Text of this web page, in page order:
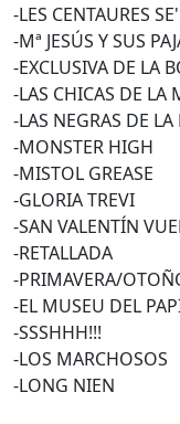
-LES CENTAURES
-Mª JESÚS Y SUS
-EXCLUSIVA DE LA
-LAS CHICAS DE LA
-LAS NEGRAS DE LA
-MONSTER HIGH
-MISTOL GREASE
-GLORIA TREVI
-SAN VALENTÍN
-RETALLADA
-PRIMAVERA/
-EL MUSEU DEL
-SSSHHH!!!
-LOS MARCHOSOS
-LONG NIEN